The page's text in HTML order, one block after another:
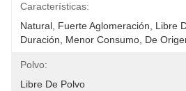
Características:
Natural, Fuerte Aglomeración, Libre
Duración, Menor Consumo, De
Polvo:
Libre De Polvo